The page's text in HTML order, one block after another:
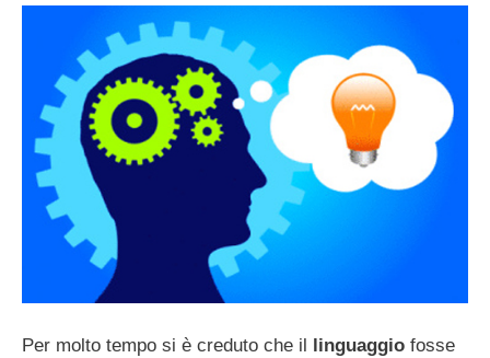
Per molto tempo si è creduto che il linguaggio fosse